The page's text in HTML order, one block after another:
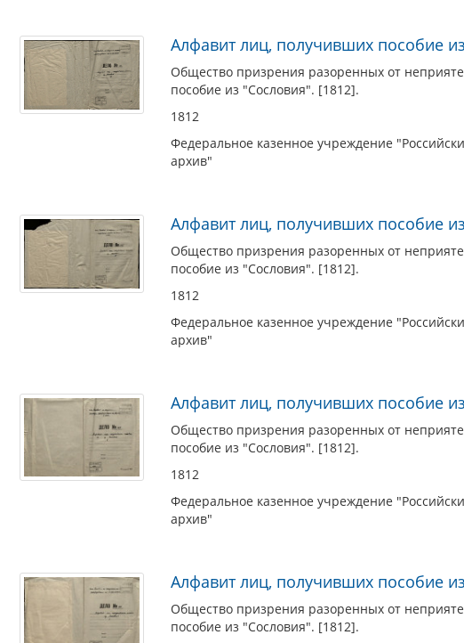
Алфавит лиц, получивших пособие
Общество призрения разоренных от
пособие из "Сословия". [1812].
1812
Федеральное казенное учреждение
архив"
Алфавит лиц, получивших пособие
Общество призрения разоренных от
пособие из "Сословия". [1812].
1812
Федеральное казенное учреждение
архив"
Алфавит лиц, получивших пособие
Общество призрения разоренных от
пособие из "Сословия". [1812].
1812
Федеральное казенное учреждение
архив"
Алфавит лиц, получивших пособие
Общество призрения разоренных от
пособие из "Сословия". [1812].